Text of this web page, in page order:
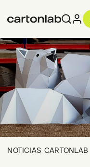
NOTICIAS CARTONLAB